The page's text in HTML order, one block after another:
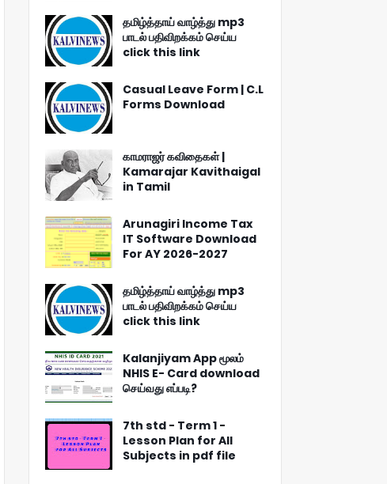
தமிழ்த்தாய் வாழ்த்து mp3
பாடல் பதிவிறக்கம் செய்ய
click this link
Casual Leave Form | C.L
Forms Download
காமராஜர் கவிதைகள் |
Kamarajar Kavithaigal
in Tamil
Arunagiri Income Tax
IT Software Download
For AY 2026-2027
தமிழ்த்தாய் வாழ்த்து mp3
பாடல் பதிவிறக்கம் செய்ய
click this link
Kalanjiyam App மூலம்
NHIS E- Card download
செய்வது எப்படி?
7th std - Term 1 -
Lesson Plan for All
Subjects in pdf file